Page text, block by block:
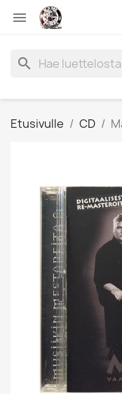

search
Etusivulle CD